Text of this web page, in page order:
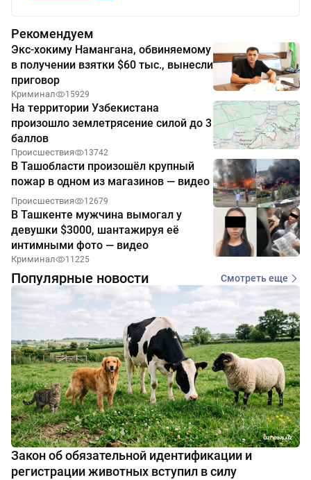
Рекомендуем
Экс-хокиму Намангана, обвиняемому
в получении взятки $60 тыс., вынесли
приговор
Криминал 15929
На территории Узбекистана
произошло землетрясение силой до 3
баллов
Происшествия 13742
В Ташобласти произошёл крупный
пожар в одном из магазинов — видео
Происшествия 12679
В Ташкенте мужчина вымогал у
девушки $3000, шантажируя её
интимными фото — видео
Криминал 11225
Популярные новости Смотреть еще
Закон об обязательной идентификации и
регистрации животных вступил в силу